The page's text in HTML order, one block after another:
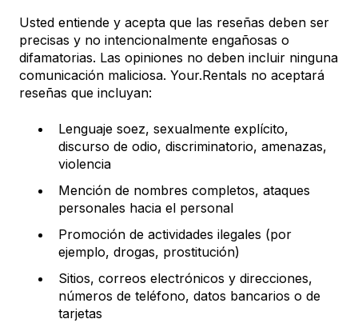
Usted entiende y acepta que las reseñas deben ser
precisas y no intencionalmente engañosas o
difamatorias. Las opiniones no deben incluir ninguna
comunicación maliciosa. Your.Rentals no aceptará
reseñas que incluyan:
Lenguaje soez, sexualmente explícito,
discurso de odio, discriminatorio, amenazas,
violencia
Mención de nombres completos, ataques
personales hacia el personal
Promoción de actividades ilegales (por
ejemplo, drogas, prostitución)
Sitios, correos electrónicos y direcciones,
números de teléfono, datos bancarios o de
tarjetas